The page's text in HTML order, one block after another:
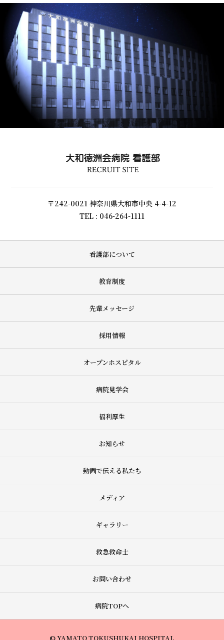
〒242-0021 神奈川県大和市中央 4-4-12
TEL : 046-264-1111
看護部について
教育制度
先輩メッセージ
採用情報
オープンホスピタル
病院見学会
福利厚生
お知らせ
動画で伝える私たち
メディア
ギャラリー
救急救命士
お問い合わせ
病院TOPへ
© YAMATO TOKUSHUKAI HOSPITAL